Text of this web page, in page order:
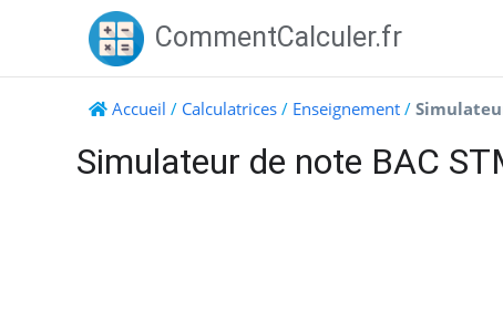
CommentCalculer.fr
Accueil / Calculatrices / Enseignement /
Simulateur de note BAC